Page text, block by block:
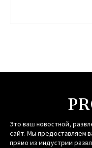
Это ваш новостной,
сайт. Мы предоставляем
прямо из индустрии